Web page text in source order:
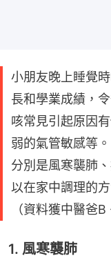
小朋友晚上睡覺
長和學業成績，
咳常見引起原因
弱的氣管敏感等
分別是風寒襲肺
以在家中調理的方
（資料獲中醫爸
1. 風寒襲肺